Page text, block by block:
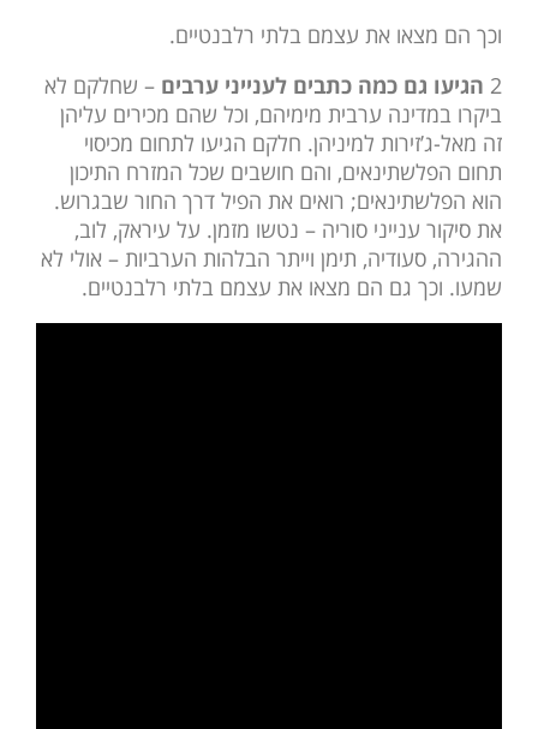
וכך הם מצאו את עצמם בלתי רלבנטיים.
2 הגיעו גם כמה כתבים לענייני ערבים – שחלקם לא
ביקרו במדינה ערבית מימיהם, וכל שהם מכירים עליהן
זה מאל-ג’זירות למיניהן. חלקם הגיעו לתחום מכיסוי
תחום הפלשתינאים, והם חושבים שכל המזרח התיכון
הוא הפלשתינאים; רואים את הפיל דרך החור שבגרוש.
את סיקור ענייני סוריה – נטשו מזמן. על עיראק, לוב,
ההגירה, סעודיה, תימן וייתר הבלהות הערביות – אולי לא
שמעו. וכך גם הם מצאו את עצמם בלתי רלבנטיים.